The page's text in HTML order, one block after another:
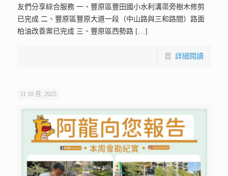
友們分享綜合服務 一、豐原區豐田國小水利溝渠旁樹木修剪
已完成 二、豐原區豐原大道一段（中山路與三和路間）路面
柏油改善案已完成 三、豐原區西勢路[…]
詳細閱讀
31 10 月, 2025